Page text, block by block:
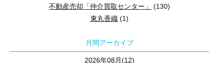
不動産売却「仲介買取センター」
(130)
東丸香織 (1)
月間アーカイブ
2026年08月(12)